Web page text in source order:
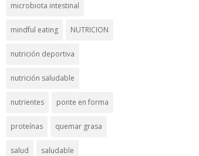
microbiota intestinal
mindful eating NUTRICION
nutrición deportiva
nutrición saludable
nutrientes ponte en forma
proteínas quemar grasa
salud saludable